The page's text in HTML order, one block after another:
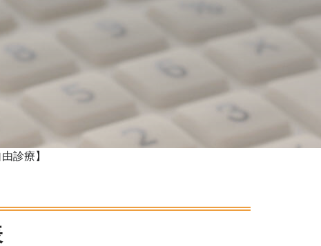
診療】